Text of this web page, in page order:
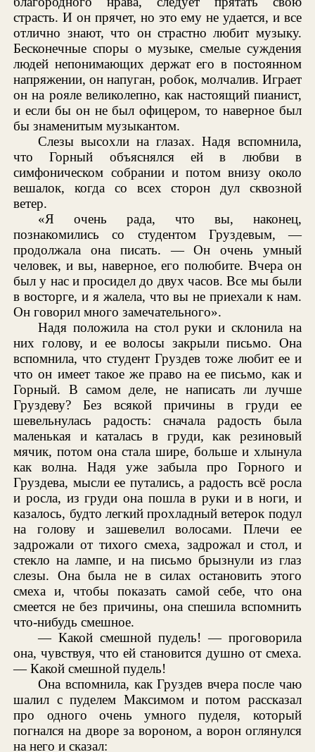
страсть. И он прячет, но это ему не удается, и все
отлично знают, что он страстно любит музыку.
Бесконечные споры о музыке, смелые суждения
людей непонимающих держат его в постоянном
напряжении, он напуган, робок, молчалив. Играет
он на рояле великолепно, как настоящий пианист,
и если бы он не был офицером, то наверное был
бы знаменитым музыкантом.
Слезы высохли на глазах. Надя вспомнила,
что Горный объяснялся ей в любви в
симфоническом собрании и потом внизу около
вешалок, когда со всех сторон дул сквозной
ветер.
«Я очень рада, что вы, наконец,
познакомились со студентом Груздевым, —
продолжала она писать. — Он очень умный
человек, и вы, наверное, его полюбите. Вчера он
был у нас и просидел до двух часов. Все мы были
в восторге, и я жалела, что вы не приехали к нам.
Он говорил много замечательного».
Надя положила на стол руки и склонила на
них голову, и ее волосы закрыли письмо. Она
вспомнила, что студент Груздев тоже любит ее и
что он имеет такое же право на ее письмо, как и
Горный. В самом деле, не написать ли лучше
Груздеву? Без всякой причины в груди ее
шевельнулась радость: сначала радость была
маленькая и каталась в груди, как резиновый
мячик, потом она стала шире, больше и хлынула
как волна. Надя уже забыла про Горного и
Груздева, мысли ее путались, а радость всё росла
и росла, из груди она пошла в руки и в ноги, и
казалось, будто легкий прохладный ветерок подул
на голову и зашевелил волосами. Плечи ее
задрожали от тихого смеха, задрожал и стол, и
стекло на лампе, и на письмо брызнули из глаз
слезы. Она была не в силах остановить этого
смеха и, чтобы показать самой себе, что она
смеется не без причины, она спешила вспомнить
что-нибудь смешное.
— Какой смешной пудель! — проговорила
она, чувствуя, что ей становится душно от смеха.
— Какой смешной пудель!
Она вспомнила, как Груздев вчера после чаю
шалил с пуделем Максимом и потом рассказал
про одного очень умного пуделя, который
погнался на дворе за вороном, а ворон оглянулся
на него и сказал: